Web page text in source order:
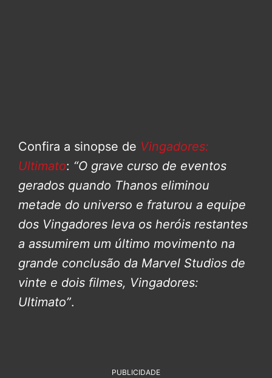
Confira a sinopse de Vingadores:
Ultimato: “O grave curso de eventos
gerados quando Thanos eliminou
metade do universo e fraturou a equipe
dos Vingadores leva os heróis restantes
a assumirem um último movimento na
grande conclusão da Marvel Studios de
vinte e dois filmes, Vingadores:
Ultimato”.
PUBLICIDADE